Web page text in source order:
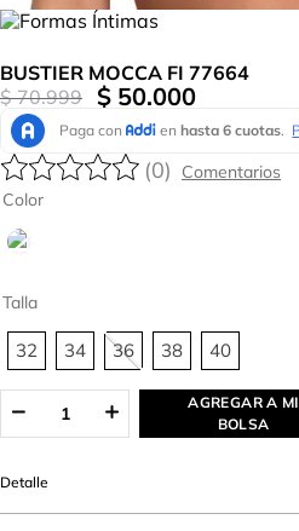
BUSTIER MOCCA FI 77664
$ 70.999 $ 50.000
(0)
Talla
32 34 36 38 40
Color
AGREGAR A MI
BOLSA
Detalle